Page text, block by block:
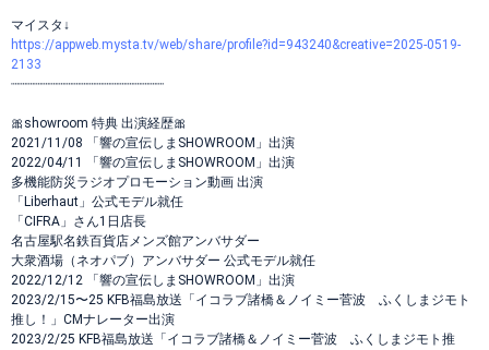
マイスタ↓
https://appweb.mysta.tv/web/share/profile?id=943240&creative=2025-0519-
2133
┈┈┈┈┈┈┈┈┈┈┈┈┈┈┈┈┈┈┈┈
🎀showroom 特典 出演経歴🎀
2021/11/08 「響の宣伝しまSHOWROOM」出演
2022/04/11 「響の宣伝しまSHOWROOM」出演
多機能防災ラジオプロモーション動画 出演
「Liberhaut」公式モデル就任
「CIFRA」さん1日店長
名古屋駅名鉄百貨店メンズ館アンバサダー
大衆酒場（ネオパブ）アンバサダー 公式モデル就任
2022/12/12 「響の宣伝しまSHOWROOM」出演
2023/2/15〜25 KFB福島放送「イコラブ諸橋＆ノイミー菅波 ふくしまジモト
推し！」CMナレーター出演
2023/2/25 KFB福島放送「イコラブ諸橋＆ノイミー菅波 ふくしまジモト推